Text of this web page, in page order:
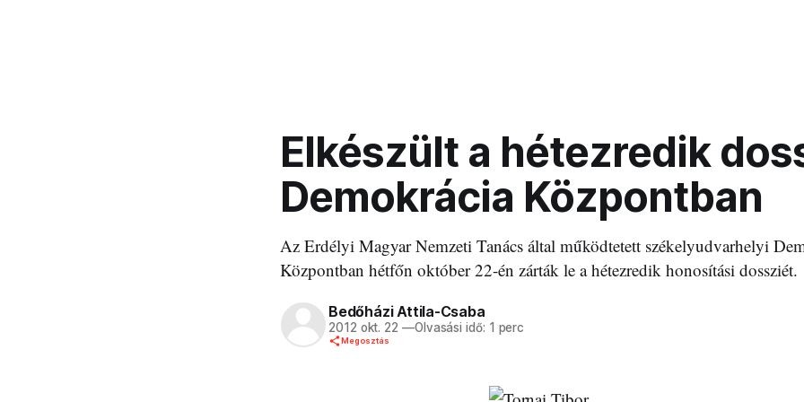
Elkészült a hétezredik
Demokrácia Központban
Az Erdélyi Magyar Nemzeti Tanács által működtetett székelyudvarhelyi
Központban hétfőn október 22-én zárták le a hétezredik honosítási dossziét.
Bedőházi Attila-Csaba
2012 okt. 22 —Olvasási idő: 1 perc
Megosztás